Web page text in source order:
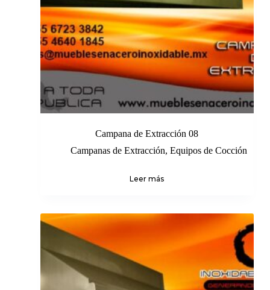
Campana de Extracción 08
Campanas de Extracción,Equipos de Cocción
Leer más